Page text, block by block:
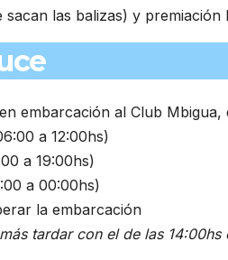
sacan las balizas) y
embarcación al Club Mbigua,
a 12:00hs)
a 19:00hs)
a 00:00hs)
la embarcación
tardar con el de las